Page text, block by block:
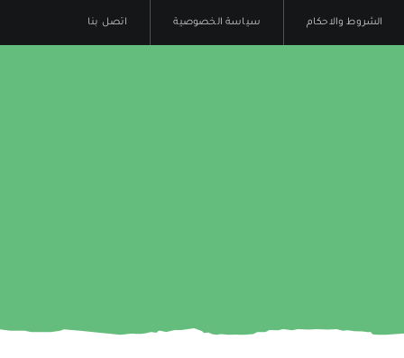
الشروط والاحكام سياسة الخصوصية اتصل بنا